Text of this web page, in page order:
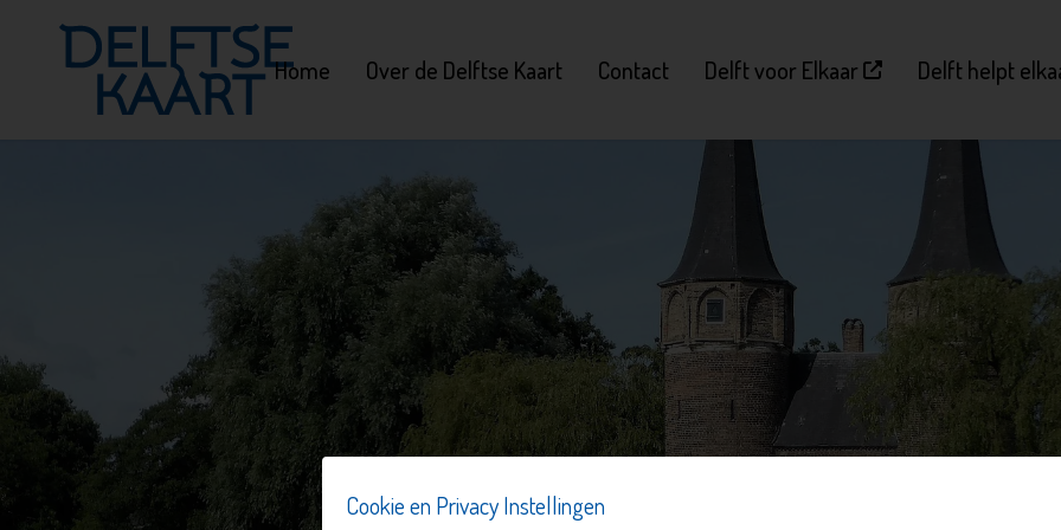
Cookie en Privacy Instellingen
Home Over de Delftse Kaart Contact Delft voor Elkaar Delft helpt